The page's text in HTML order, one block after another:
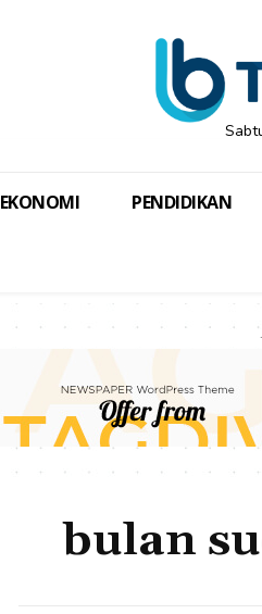
EKONOMI PENDIDIKAN
bulan